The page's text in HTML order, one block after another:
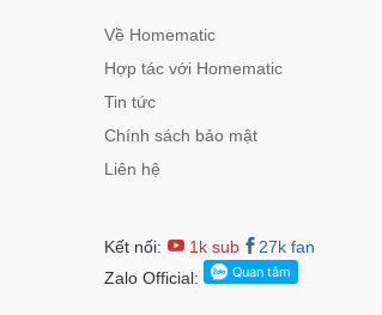
Về Homematic
Hợp tác với Homematic
Tin tức
Chính sách bảo mật
Liên hệ
Kết nối: 1k sub
27k fan
Zalo Official: